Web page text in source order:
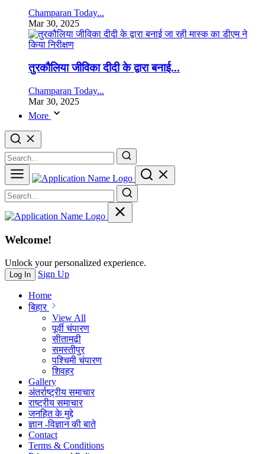
Champaran Today...
Mar 30, 2025
तुरकौलिया जीविका दीदी के द्वारा बनाई...
Champaran Today...
Mar 30, 2025
More
Welcome!
Unlock your personalized experience.
Log In Sign Up
Home
बिहार
View All
पूर्वी चंपारण
सीतामढ़ी
समस्तीपुर
पश्चिमी चंपारण
शिवहर
Gallery
अंतर्राष्ट्रीय समाचार
राष्ट्रीय समाचार
जनहित के मुद्दे
ज्ञान -विज्ञान की बाते
Contact
Terms & Conditions